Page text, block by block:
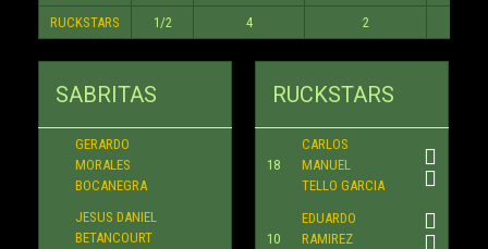
RUCKSTARS
1/2 4 2
SABRITAS
GERARDO
MORALES
BOCANEGRA
JESUS DANIEL
BETANCOURT
RUCKSTARS
18
CARLOS
MANUEL
TELLO GARCIA
10
EDUARDO
RAMIREZ